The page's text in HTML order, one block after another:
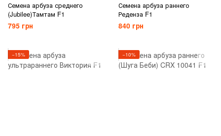
Семена арбуза среднего
(Jubilee)Тамтам F1
795 грн
Семена арбуза раннего
Реденза F1
840 грн
−15% −10%